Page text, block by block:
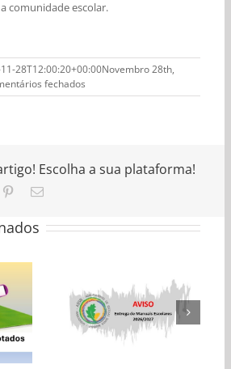
comunidade escolar.
28T12:00:20+00:00Novembro 28th,
fechados
Dino
inspiração
da
embaixador
do
Projeto
VOAR
Escolha a sua plataforma!
PinterestEmail
não
de
Folha
Informativa nº10